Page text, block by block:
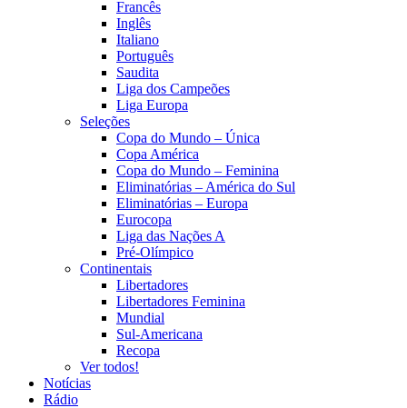
Francês
Inglês
Italiano
Português
Saudita
Liga dos Campeões
Liga Europa
Seleções
Copa do Mundo – Única
Copa América
Copa do Mundo – Feminina
Eliminatórias – América do Sul
Eliminatórias – Europa
Eurocopa
Liga das Nações A
Pré-Olímpico
Continentais
Libertadores
Libertadores Feminina
Mundial
Sul-Americana
Recopa
Ver todos!
Notícias
Rádio